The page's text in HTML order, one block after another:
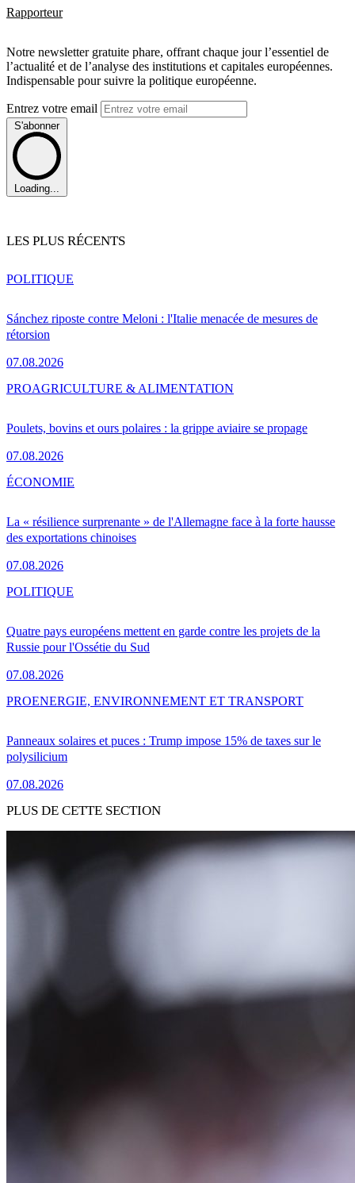
Rapporteur
Notre newsletter gratuite phare, offrant chaque jour l’essentiel de
l’actualité et de l’analyse des institutions et capitales européennes.
Indispensable pour suivre la politique européenne.
Entrez votre email
S'abonner
Loading...
LES PLUS RÉCENTS
Sánchez riposte contre Meloni : l'Italie menacée de mesures de
rétorsion
07.08.2026
POLITIQUE
Poulets, bovins et ours polaires : la grippe aviaire se propage
07.08.2026
PROAGRICULTURE & ALIMENTATION
La « résilience surprenante » de l'Allemagne face à la forte hausse
des exportations chinoises
07.08.2026
ÉCONOMIE
Quatre pays européens mettent en garde contre les projets de la
Russie pour l'Ossétie du Sud
07.08.2026
POLITIQUE
Panneaux solaires et puces : Trump impose 15% de taxes sur le
polysilicium
07.08.2026
PROENERGIE, ENVIRONNEMENT ET TRANSPORT
PLUS DE CETTE SECTION